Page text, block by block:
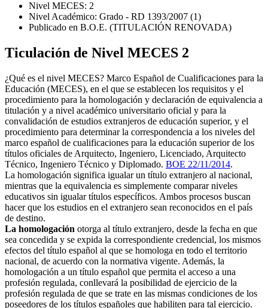
Nivel MECES: 2
Nivel Académico: Grado - RD 1393/2007 (1)
Publicado en B.O.E. (TITULACIÓN RENOVADA)
Ticulación de Nivel MECES 2
¿Qué es el nivel MECES? Marco Español de Cualificaciones para la
Educación (MECES), en el que se establecen los requisitos y el
procedimiento para la homologación y declaración de equivalencia a
titulación y a nivel académico universitario oficial y para la
convalidación de estudios extranjeros de educación superior, y el
procedimiento para determinar la correspondencia a los niveles del
marco español de cualificaciones para la educación superior de los
títulos oficiales de Arquitecto, Ingeniero, Licenciado, Arquitecto
Técnico, Ingeniero Técnico y Diplomado. BOE 22/11/2014.
La homologación significa igualar un título extranjero al nacional,
mientras que la equivalencia es simplemente comparar niveles
educativos sin igualar títulos específicos. Ambos procesos buscan
hacer que los estudios en el extranjero sean reconocidos en el país
de destino.
La homologación otorga al título extranjero, desde la fecha en que
sea concedida y se expida la correspondiente credencial, los mismos
efectos del título español al que se homologa en todo el territorio
nacional, de acuerdo con la normativa vigente. Además, la
homologación a un título español que permita el acceso a una
profesión regulada, conllevará la posibilidad de ejercicio de la
profesión regulada de que se trate en las mismas condiciones de los
poseedores de los títulos españoles que habiliten para tal ejercicio.